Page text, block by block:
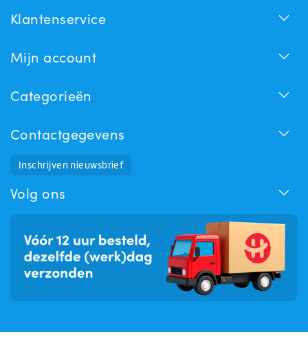
Klantenservice
Mijn account
Categorieën
Contactgegevens
Inschrijven nieuwsbrief
Volg ons